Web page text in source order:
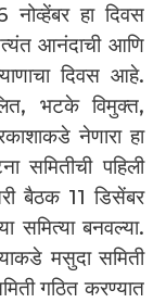
हा दिवस
आनंदाची आणि
दिवस आहे.
भटके विमुक्त,
नेणारा हा
समितीची पहिली
बैठक 11 डिसेंबर
समित्या बनवल्या.
मसुदा समिती
गठित करण्यात